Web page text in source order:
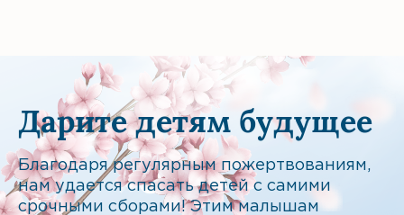
Дарите детям будущее
Благодаря регулярным пожертвованиям,
нам удается спасать детей с самими
срочными сборами! Этим малышам